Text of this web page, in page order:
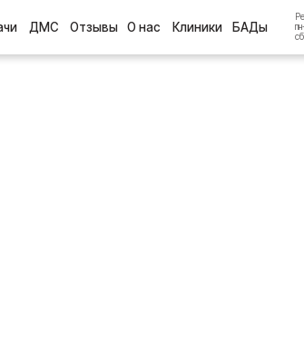
пн-пт8:00 - 20:00
сб-вс9:00 - 18:00
БАДы
Отзывы О нас Клиники